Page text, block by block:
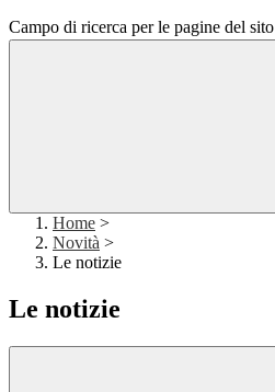
Campo di ricerca per le pagine del sito
Home >
Novità >
Le notizie
Le notizie